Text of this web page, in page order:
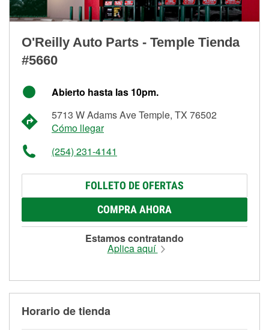
O'Reilly Auto Parts - Temple Tienda
#5660
Abierto hasta las 10pm.
5713 W Adams Ave Temple, TX 76502
Cómo llegar
(254) 231-4141
FOLLETO DE OFERTAS
COMPRA AHORA
Estamos contratando
Aplica aquí
Horario de tienda